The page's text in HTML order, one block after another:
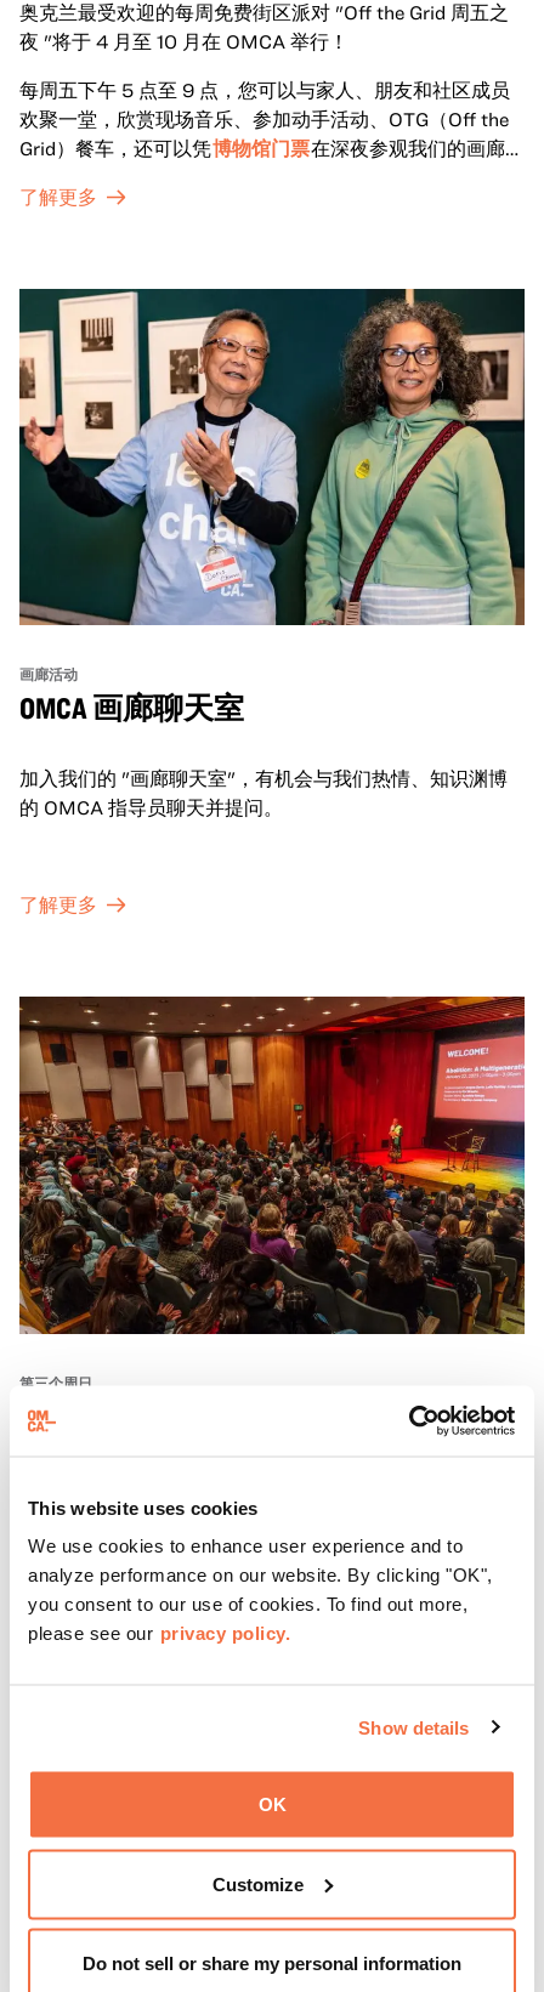
This website uses cookies
We use cookies to enhance user experience and to
analyze performance on our website. By clicking "OK",
you consent to our use of cookies. To find out more,
please see our privacy policy.
Show details
OK
Customize
Do not sell or share my personal information
奥克兰最受欢迎的每周免费街区派对 "Off the Grid 周五之
夜 "将于 4 月至 10 月在 OMCA 举行！
每周五下午 5 点至 9 点，您可以与家人、朋友和社区成员
欢聚一堂，欣赏现场音乐、参加动手活动、OTG（Off the
Grid）餐车，还可以凭博物馆门票在深夜参观我们的画廊和
了解更多
画廊活动
OMCA 画廊聊天室
加入我们的 "画廊聊天室"，有机会与我们热情、知识渊博
的 OMCA 指导员聊天并提问。
了解更多
第三个周日
聚焦周日
星期天 "活动，这是 一系列展示加州有识之士的对话、表演
和体验活动。